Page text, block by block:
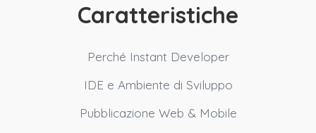
Caratteristiche
Perché Instant Developer
IDE e Ambiente di Sviluppo
Pubblicazione Web & Mobile